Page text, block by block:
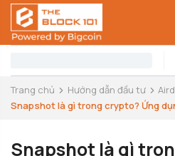
Trang chủ Hướng dẫn đầu tư
Snapshot là gì trong crypto? Ứng
Snapshot là gì